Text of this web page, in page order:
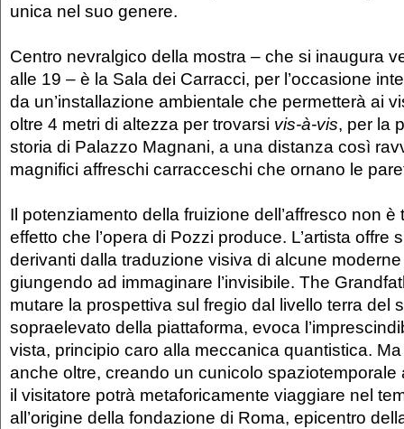
unica nel suo genere.
Centro nevralgico della mostra – che si inaugura
alle 19 – è la Sala dei Carracci, per l’occasione
da un’installazione ambientale che permetterà ai
oltre 4 metri di altezza per trovarsi vis-à-vis, per la
storia di Palazzo Magnani, a una distanza così
magnifici affreschi carracceschi che ornano le
Il potenziamento della fruizione dell’affresco non è
effetto che l’opera di Pozzi produce. L’artista offre
derivanti dalla traduzione visiva di alcune
giungendo ad immaginare l’invisibile. The
mutare la prospettiva sul fregio dal livello terra del
sopraelevato della piattaforma, evoca
vista, principio caro alla meccanica quantistica.
anche oltre, creando un cunicolo spaziotemporale
il visitatore potrà metaforicamente viaggiare nel
all’origine della fondazione di Roma, epicentro